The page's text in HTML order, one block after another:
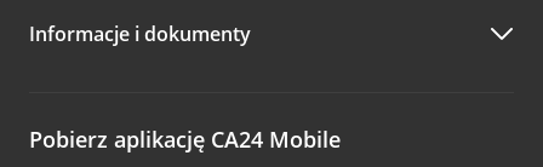
Zachęcamy do podzielenia się z nami opinią o wizycie.
opinie.
Informacje i dokumenty
Pobierz aplikację CA24 Mobile